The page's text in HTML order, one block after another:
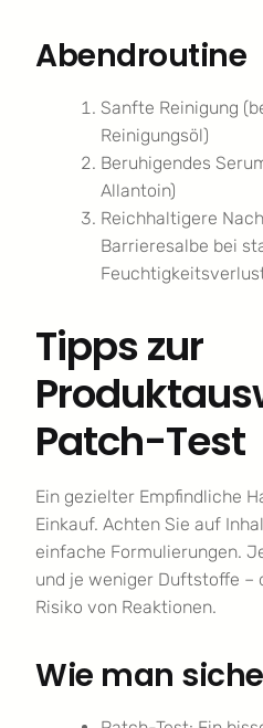
Abendroutine
Sanfte Reinigung
Reinigungsöl)
Beruhigendes
Allantoin)
Reichhaltigere
Barrieresalbe bei
Tipps zur
Patch-Test
Ein gezielter Empfindliche
Einkauf. Achten Sie auf
einfache Formulierungen.
und je weniger Duftstoffe –
Risiko von Reaktionen.
Wie man